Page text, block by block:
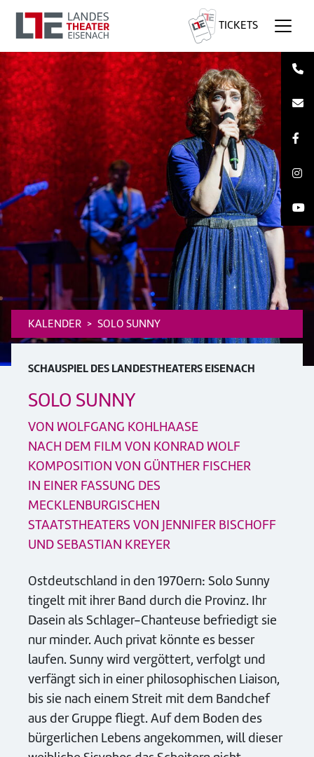
TICKETS
KALENDER SOLO SUNNY
SCHAUSPIEL DES LANDESTHEATERS EISENACH
SOLO SUNNY
VON WOLFGANG KOHLHAASE
NACH DEM FILM VON KONRAD WOLF
KOMPOSITION VON GÜNTHER FISCHER
IN EINER FASSUNG DES
MECKLENBURGISCHEN
STAATSTHEATERS VON JENNIFER BISCHOFF
UND SEBASTIAN KREYER
Ostdeutschland in den 1970ern: Solo Sunny
tingelt mit ihrer Band durch die Provinz. Ihr
Dasein als Schlager-Chanteuse befriedigt sie
nur minder. Auch privat könnte es besser
laufen. Sunny wird vergöttert, verfolgt und
verfängt sich in einer philosophischen Liaison,
bis sie nach einem Streit mit dem Bandchef
aus der Gruppe fliegt. Auf dem Boden des
bürgerlichen Lebens angekommen, will dieser